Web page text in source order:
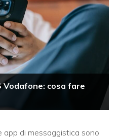
Vodafone: cosa fare
app di messaggistica sono